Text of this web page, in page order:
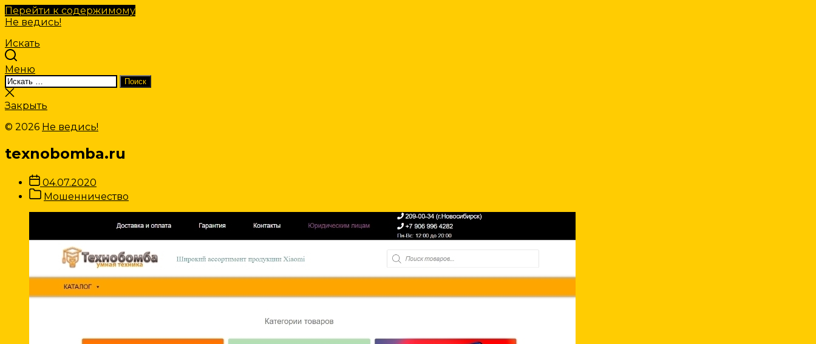
Перейти к содержимому
Не ведись!
Искать
Меню
Искать:
Поиск
Закрыть
поиск
Закрыть
© 2026 Не ведись!
texnobomba.ru
Дата
записи
04.07.2020
Категории
Записи
Мошенничество